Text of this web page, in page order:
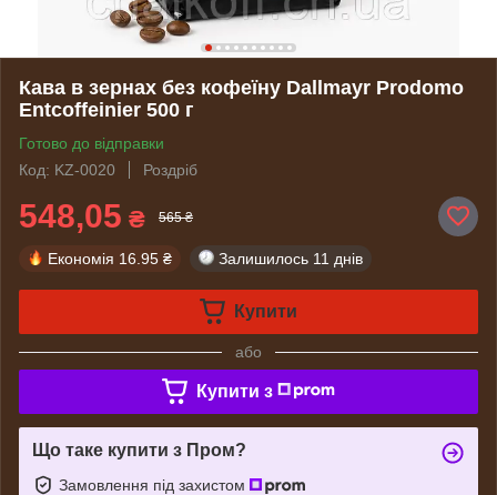
Кава в зернах без кофеїну Dallmayr Prodomo
Entcoffeinier 500 г
Готово до відправки
Код: KZ-0020
Роздріб
548,05 ₴ 565 ₴
Економія 16.95 ₴ Залишилось 11 днів
Купити
або
Купити з
Що таке купити з Пром?
Замовлення під захистом